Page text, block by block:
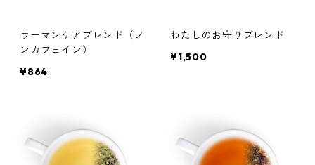
ウーマンケアブレンド（ノ
ンカフェイン）
¥864
わたしのお守りブレンド
¥1,500